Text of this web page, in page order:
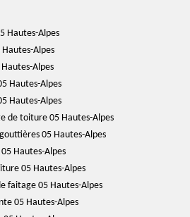
Hautes-Alpes
Alpes
Alpes
Hautes-Alpes
Hautes-Alpes
de toiture 05 Hautes-Alpes
05 Hautes-Alpes
Hautes-Alpes
05 Hautes-Alpes
faitage 05 Hautes-Alpes
05 Hautes-Alpes